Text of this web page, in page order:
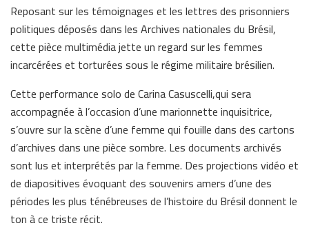
Reposant sur les témoignages et les lettres des prisonniers
politiques déposés dans les Archives nationales du Brésil,
cette pièce multimédia jette un regard sur les femmes
incarcérées et torturées sous le régime militaire brésilien.
Cette performance solo de Carina Casuscelli,qui sera
accompagnée à l’occasion d’une marionnette inquisitrice,
s’ouvre sur la scène d’une femme qui fouille dans des cartons
d’archives dans une pièce sombre. Les documents archivés
sont lus et interprétés par la femme. Des projections vidéo et
de diapositives évoquant des souvenirs amers d’une des
périodes les plus ténébreuses de l’histoire du Brésil donnent le
ton à ce triste récit.